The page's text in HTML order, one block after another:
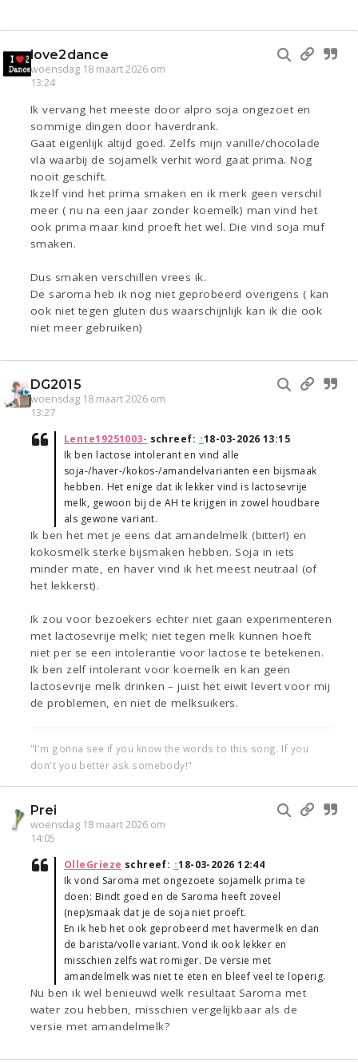
love2dance
woensdag 18 maart 2026 om
13:24
Ik vervang het meeste door alpro soja ongezoet en
sommige dingen door haverdrank.
Gaat eigenlijk altijd goed. Zelfs mijn vanille/chocolade
vla waarbij de sojamelk verhit word gaat prima. Nog
nooit geschift.
Ikzelf vind het prima smaken en ik merk geen verschil
meer ( nu na een jaar zonder koemelk) man vind het
ook prima maar kind proeft het wel. Die vind soja muf
smaken.
Dus smaken verschillen vrees ik.
De saroma heb ik nog niet geprobeerd overigens ( kan
ook niet tegen gluten dus waarschijnlijk kan ik die ook
niet meer gebruiken)
DG2015
woensdag 18 maart 2026 om
13:27
Lente19251003- schreef: ↑18-03-2026 13:15
Ik ben lactose intolerant en vind alle
soja-/haver-/kokos-/amandelvarianten een bijsmaak
hebben. Het enige dat ik lekker vind is lactosevrije
melk, gewoon bij de AH te krijgen in zowel houdbare
als gewone variant.
Ik ben het met je eens dat amandelmelk (bitter!) en
kokosmelk sterke bijsmaken hebben. Soja in iets
minder mate, en haver vind ik het meest neutraal (of
het lekkerst).
Ik zou voor bezoekers echter niet gaan experimenteren
met lactosevrije melk; niet tegen melk kunnen hoeft
niet per se een intolerantie voor lactose te betekenen.
Ik ben zelf intolerant voor koemelk en kan geen
lactosevrije melk drinken – juist het eiwit levert voor mij
de problemen, en niet de melksuikers.
"I'm gonna see if you know the words to this song. If you
don't you better ask somebody!"
Prei
woensdag 18 maart 2026 om
14:05
OlleGrieze schreef: ↑18-03-2026 12:44
Ik vond Saroma met ongezoete sojamelk prima te
doen: Bindt goed en de Saroma heeft zoveel
(nep)smaak dat je de soja niet proeft.
En ik heb het ook geprobeerd met havermelk en dan
de barista/volle variant. Vond ik ook lekker en
misschien zelfs wat romiger. De versie met
amandelmelk was niet te eten en bleef veel te loperig.
Nu ben ik wel benieuwd welk resultaat Saroma met
water zou hebben, misschien vergelijkbaar als de
versie met amandelmelk?